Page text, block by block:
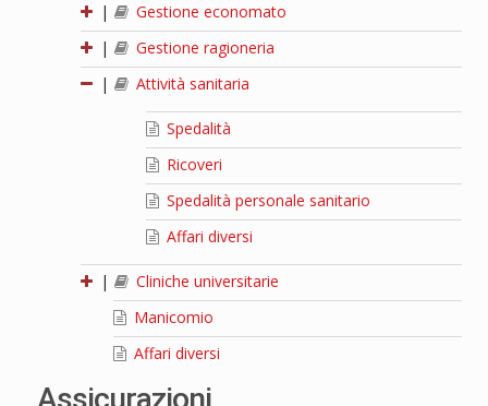
|
Gestione economato
|
Gestione ragioneria
|
Attività sanitaria
Spedalità
Ricoveri
Spedalità personale sanitario
Affari diversi
|
Cliniche universitarie
Manicomio
Affari diversi